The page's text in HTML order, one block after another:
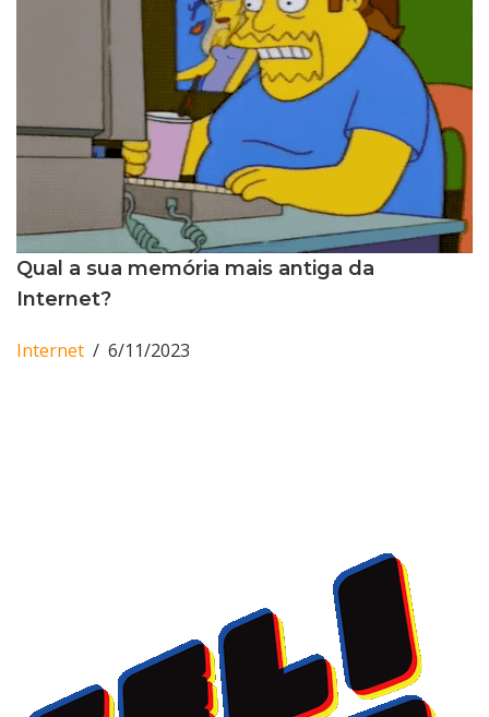
Qual a sua memória mais antiga da
Internet?
Internet 6/11/2023